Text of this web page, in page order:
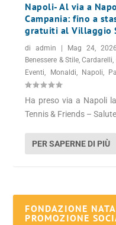
Napoli- Al via a
Campania: fino a
gratuiti al Villaggio
diadmin Mag 24, 2026
Benessere & Stile,Cardarelli,
Eventi, Monaldi, Napoli,
Ha preso via a Napoli
Tennis & Friends –
PER SAPERNE DI PIÙ
FONDAZIONE
PROMOZIONE